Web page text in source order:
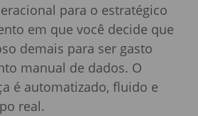
para o estratégico
em que você decide que
demais para ser gasto
manual de dados. O
é automatizado, fluido e
real.